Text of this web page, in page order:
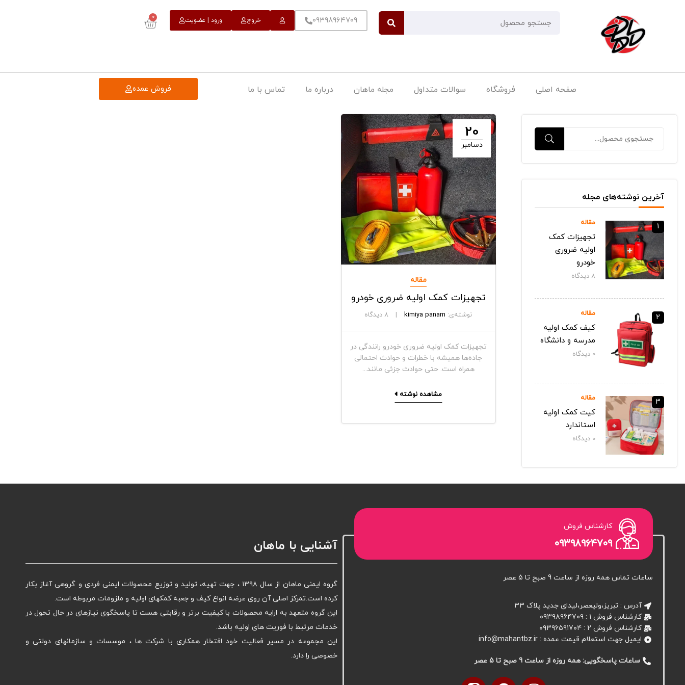
۰۹۳۹۸۹۶۴۷۰۹ خروج ورود | عضویت 0
صفحه اصلی فروشگاه سوالات متداول مجله ماهان درباره ما تماس با ما فروش عمده
آخرین نوشته‌های مجله
1 مقاله
تجهیزات کمک
اولیه ضروری
خودرو
8 دیدگاه‌
2 مقاله
کیف کمک اولیه
مدرسه و دانشگاه
0 دیدگاه‌
3 مقاله
کیت کمک اولیه
استاندارد
0 دیدگاه‌
20
دسامبر
مقاله
تجهیزات کمک اولیه ضروری خودرو
نوشته‌ی: kimiya panam دیدگاه
تجهیزات کمک اولیه ضروری خودرو رانندگی در
جاده‌ها همیشه با خطرات و حوادث احتمالی
همراه است. حتی حوادث جزئی مانند...
مشاهده نوشته
کارشناس فروش
۰۹۳۹۸۹۶۴۷۰۹
ساعات تماس همه روزه از ساعت 9 صبح تا 5 عصر
آدرس : تبریز،ولیعصر،لیدای جدید پلاک ۳۳
کارشناس فروش ۱ : ۰۹۳۹۸۹۶۴۷۰۹
کارشناس فروش 2 : ۰۹۳۹۶۵۹۱۷۰۴
ایمیل جهت استعلام قیمت عمده : info@mahantbz.ir
ساعات پاسخگویی: همه روزه از ساعت 9 صبح تا 5 عصر
آشنایی با ماهان
گروه ایمنی ماهان از سال ۱۳۹۸ ، جهت تهیه، تولید و توزیع محصولات ایمنی فردی و گروهی آغاز بکار
کرده است.تمرکز اصلی آن روی عرضه انواع کیف و جعبه کمکهای اولیه و ملزومات مربوطه است.
این گروه متعهد به ارایه محصولات با کیفیت برتر و رقابتی هست تا پاسخگوی نیازهای در حال تحول در
خدمات مرتبط با فوریت های اولیه باشد.
این مجموعه در مسیر فعالیت خود افتخار همکاری با شرکت ها ، موسسات و سازمانهای دولتی و
خصوصی را دارد.